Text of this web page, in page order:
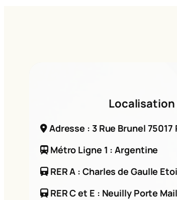
Adresse : 3 Rue Brunel 75017
Métro Ligne 1 : Argentine
RER A : Charles de Gaulle
RER C et E : Neuilly Porte